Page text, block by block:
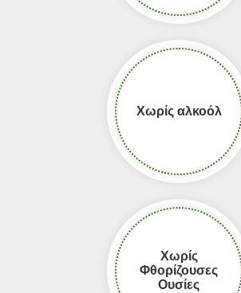
Χωρίς αλκοόλ
Χωρίς
Φθορίζουσες
Ουσίες